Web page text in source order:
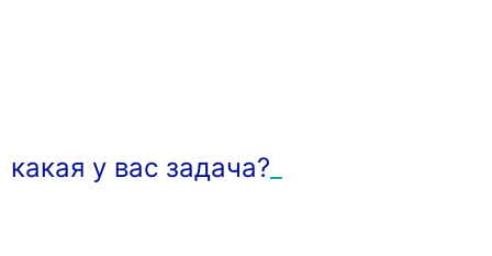
какая у вас задача?